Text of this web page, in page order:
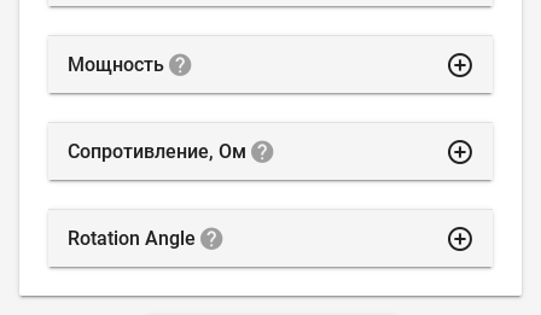
highlight_off
Мощность
highlight_off
Сопротивление, Ом
highlight_off
Rotation Angle